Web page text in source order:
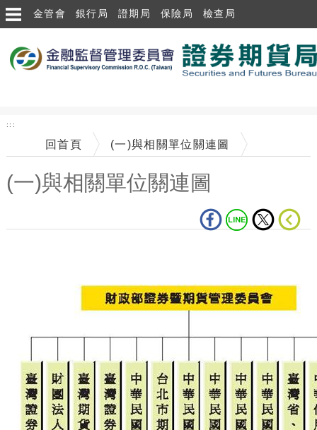
跳到主要內容區塊
金管會 銀行局 證期局 保險局 檢查局
:::
回首頁 (一)與相關單位關連圖
(一)與相關單位關連圖